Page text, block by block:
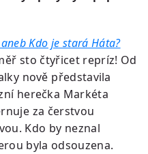
Kdo je stará Háta?
sto čtyřicet repríz! Od
nově představila
herečka Markéta
za čerstvou
Kdo by neznal
byla odsouzena.